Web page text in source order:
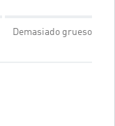
Demasiado grueso